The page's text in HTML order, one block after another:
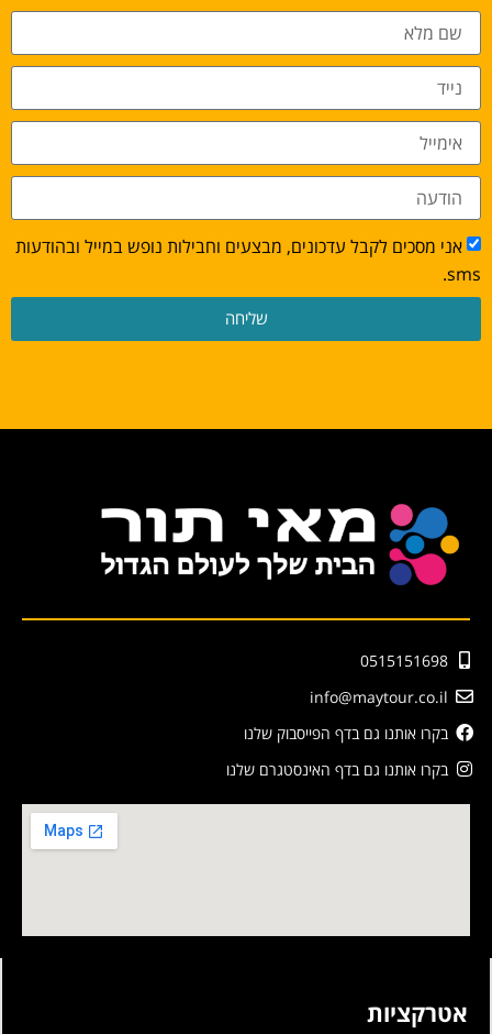
אני מסכים לקבל עדכונים, מבצעים וחבילות נופש במייל ובהודעות
sms.
שליחה
0515151698
info@maytour.co.il
בקרו אותנו גם בדף הפייסבוק שלנו
בקרו אותנו גם בדף האינסטגרם שלנו
אטרקציות